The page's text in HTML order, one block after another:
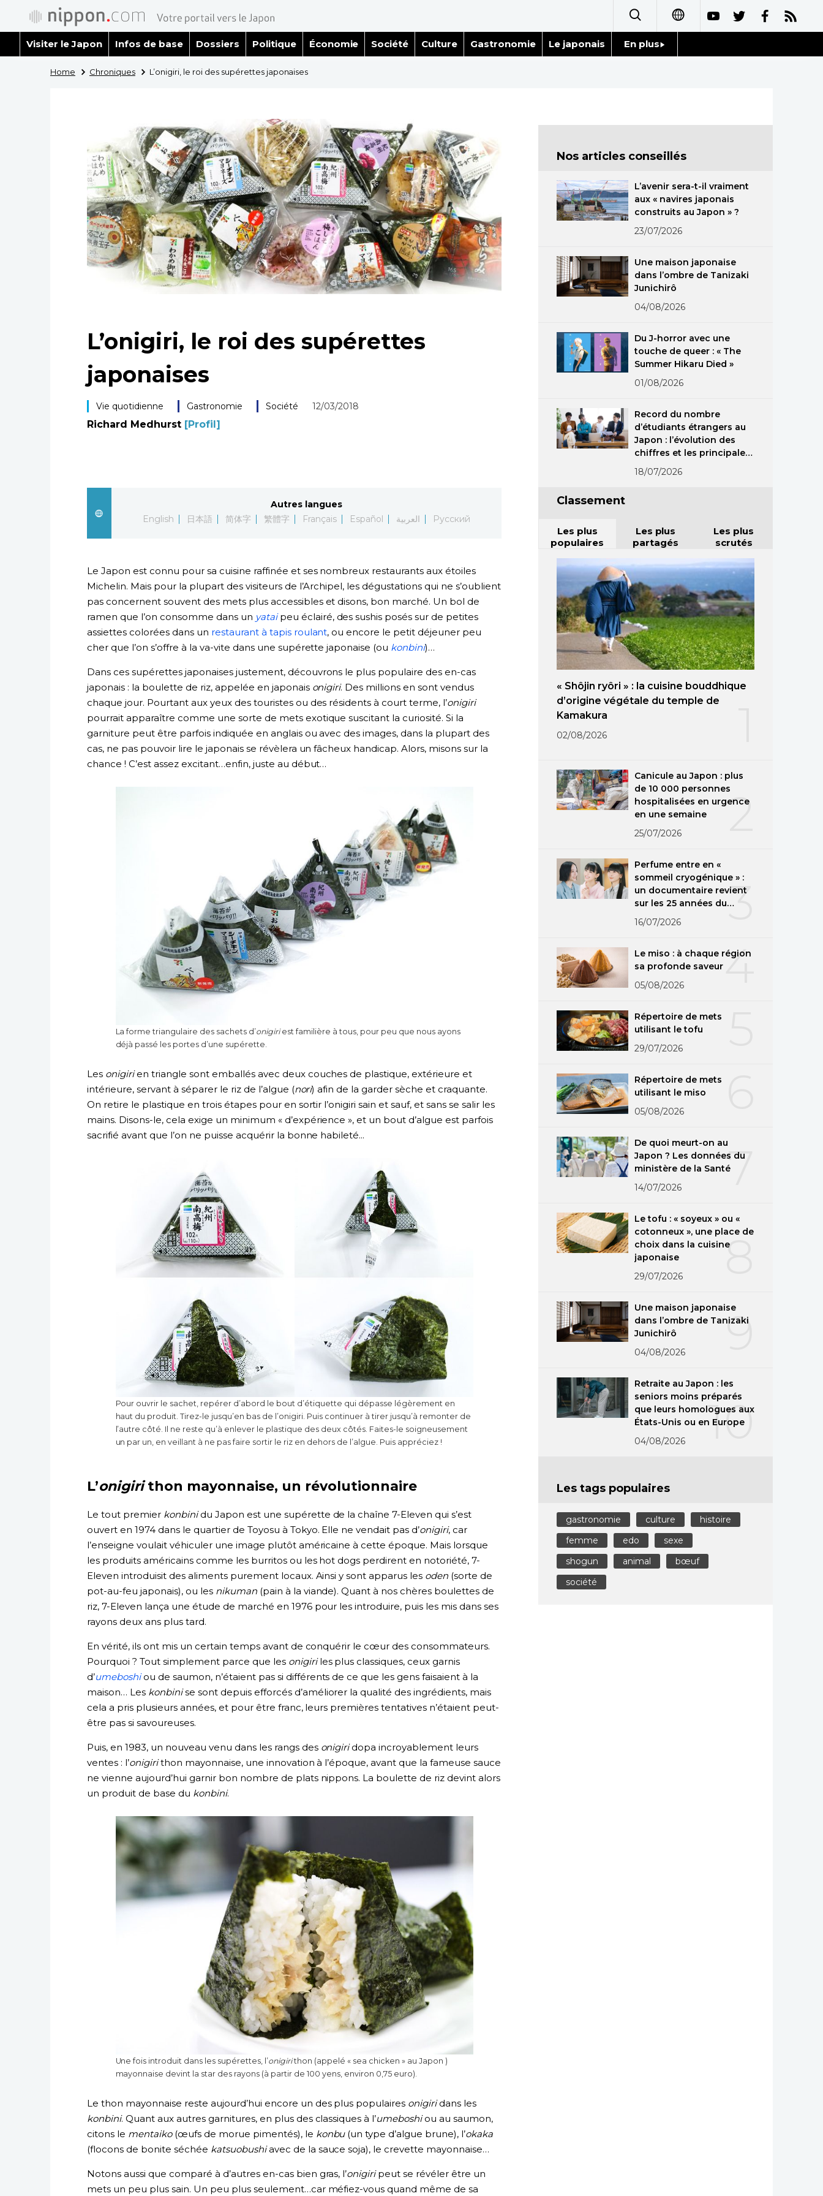
العربية
Русский
Visiter le Japon Infos de base Dossiers Politique Économie Société Culture Gastronomie Le japonais En plus
Images
Vidéos
Tokyo
Home Chroniques L’onigiri, le roi des supérettes japonaises
L’onigiri, le roi des supérettes
japonaises
Vie quotidienne Gastronomie Société 12/03/2018
Richard Medhurst [Profil]
Autres langues
English
日本語 简体字 繁體字 Français Español العربية Русский
Le Japon est connu pour sa cuisine raffinée et ses nombreux restaurants aux étoiles
Michelin. Mais pour la plupart des visiteurs de l’Archipel, les dégustations qui ne s’oublient
pas concernent souvent des mets plus accessibles et disons, bon marché. Un bol de
ramen que l’on consomme dans un yataipeu éclairé, des sushis posés sur de petites
assiettes colorées dans un restaurant à tapis roulant, ou encore le petit déjeuner peu
cher que l’on s’offre à la va-vite dans une supérette japonaise (ou konbini)…
Dans ces supérettes japonaises justement, découvrons le plus populaire des en-cas
japonais : la boulette de riz, appelée en japonais onigiri. Des millions en sont vendus
chaque jour. Pourtant aux yeux des touristes ou des résidents à court terme, l’onigiri
pourrait apparaître comme une sorte de mets exotique suscitant la curiosité. Si la
garniture peut être parfois indiquée en anglais ou avec des images, dans la plupart des
cas, ne pas pouvoir lire le japonais se révèlera un fâcheux handicap. Alors, misons sur la
chance ! C’est assez excitant…enfin, juste au début…
La forme triangulaire des sachets d’onigiriest familière à tous, pour peu que nous ayons
déjà passé les portes d’une supérette.
Les onigirien triangle sont emballés avec deux couches de plastique, extérieure et
intérieure, servant à séparer le riz de l’algue (nori) afin de la garder sèche et craquante.
On retire le plastique en trois étapes pour en sortir l’onigiri sain et sauf, et sans se salir les
mains. Disons-le, cela exige un minimum « d’expérience », et un bout d’algue est parfois
sacrifié avant que l’on ne puisse acquérir la bonne habileté...
Pour ouvrir le sachet, repérer d’abord le bout d’étiquette qui dépasse légèrement en
haut du produit. Tirez-le jusqu’en bas de l’onigiri. Puis continuer à tirer jusqu’à remonter de
l’autre côté. Il ne reste qu’à enlever le plastique des deux côtés. Faites-le soigneusement
un par un, en veillant à ne pas faire sortir le riz en dehors de l’algue. Puis appréciez !
L’onigirithon mayonnaise, un révolutionnaire
Le tout premier konbinidu Japon est une supérette de la chaîne 7-Eleven qui s’est
ouvert en 1974 dans le quartier de Toyosu à Tokyo. Elle ne vendait pas d’onigiri, car
l’enseigne voulait véhiculer une image plutôt américaine à cette époque. Mais lorsque
les produits américains comme les burritos ou les hot dogs perdirent en notoriété, 7-
Eleven introduisit des aliments purement locaux. Ainsi y sont apparus les oden (sorte de
pot-au-feu japonais), ou les nikuman(pain à la viande). Quant à nos chères boulettes de
riz, 7-Eleven lança une étude de marché en 1976 pour les introduire, puis les mis dans ses
rayons deux ans plus tard.
En vérité, ils ont mis un certain temps avant de conquérir le cœur des consommateurs.
Pourquoi ? Tout simplement parce que les onigiriles plus classiques, ceux garnis
d’umeboshiou de saumon, n’étaient pas si différents de ce que les gens faisaient à la
maison… Les konbinise sont depuis efforcés d’améliorer la qualité des ingrédients, mais
cela a pris plusieurs années, et pour être franc, leurs premières tentatives n’étaient peut-
être pas si savoureuses.
Puis, en 1983, un nouveau venu dans les rangs des onigiridopa incroyablement leurs
ventes : l’onigirithon mayonnaise, une innovation à l’époque, avant que la fameuse sauce
ne vienne aujourd’hui garnir bon nombre de plats nippons. La boulette de riz devint alors
un produit de base du konbini.
Une fois introduit dans les supérettes, l’onigirithon (appelé « sea chicken » au Japon )
mayonnaise devint la star des rayons (à partir de 100 yens, environ 0,75 euro).
Le thon mayonnaise reste aujourd’hui encore un des plus populaires onigiridans les
konbini. Quant aux autres garnitures, en plus des classiques à l’umeboshiou au saumon,
citons le mentaiko(œufs de morue pimentés), le konbu(un type d’algue brune), l’okaka
(flocons de bonite séchée katsuobushiavec de la sauce soja), le crevette mayonnaise…
Notons aussi que comparé à d’autres en-cas bien gras, l’onigiripeut se révéler être un
mets un peu plus sain. Un peu plus seulement…car méfiez-vous quand même de sa
Nos articles conseillés
L’avenir sera-t-il vraiment
aux « navires japonais
construits au Japon » ?
23/07/2026
Une maison japonaise
dans l’ombre de Tanizaki
Junichirô
04/08/2026
Du J-horror avec une
touche de queer : « The
Summer Hikaru Died »
01/08/2026
Record du nombre
d’étudiants étrangers au
Japon : l’évolution des
chiffres et les principales
nationalités
18/07/2026
Classement
Les plus
populaires
Les plus
partagés
Les plus
scrutés
« Shôjin ryôri » : la cuisine bouddhique
d’origine végétale du temple de
Kamakura
02/08/2026
2
Canicule au Japon : plus
de 10 000 personnes
hospitalisées en urgence
en une semaine
25/07/2026
3
Perfume entre en «
sommeil cryogénique » :
un documentaire revient
sur les 25 années du
groupe
16/07/2026
4
Le miso : à chaque région
sa profonde saveur
05/08/2026
Répertoire de mets
utilisant le tofu
29/07/2026
Répertoire de mets
utilisant le miso
05/08/2026
7
De quoi meurt-on au
Japon ? Les données du
ministère de la Santé
14/07/2026
8
Le tofu : « soyeux » ou «
cotonneux », une place de
choix dans la cuisine
japonaise
29/07/2026
9
Une maison japonaise
dans l’ombre de Tanizaki
Junichirô
04/08/2026
10
Retraite au Japon : les
seniors moins préparés
que leurs homologues aux
États-Unis ou en Europe
04/08/2026
Les tags populaires
gastronomie culture
histoire
femme
edo
sexe
shogun
animal
bœuf
société